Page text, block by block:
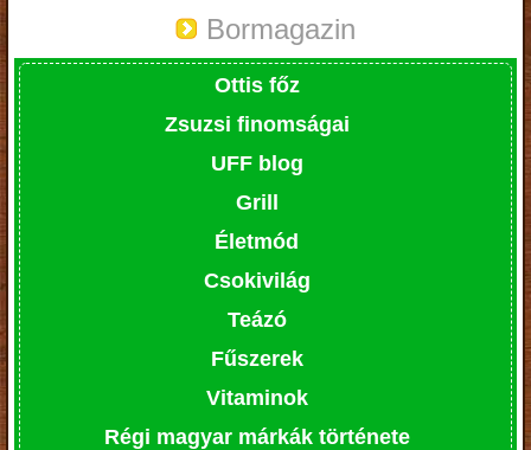
Bormagazin
Ottis főz
Zsuzsi finomságai
UFF blog
Grill
Életmód
Csokivilág
Teázó
Fűszerek
Vitaminok
Régi magyar márkák története